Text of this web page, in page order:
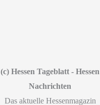
(c) Hessen Tageblatt - Hessen
Nachrichten
Das aktuelle Hessenmagazin